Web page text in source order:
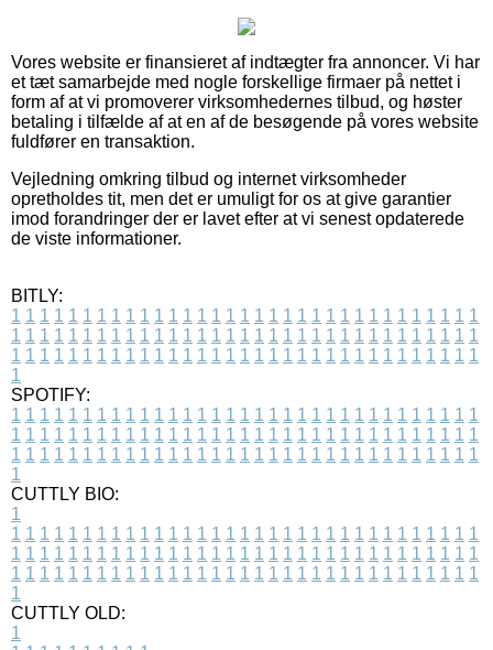
Vores website er finansieret af indtægter fra annoncer. Vi har
et tæt samarbejde med nogle forskellige firmaer på nettet i
form af at vi promoverer virksomhedernes tilbud, og høster
betaling i tilfælde af at en af de besøgende på vores website
fuldfører en transaktion.
Vejledning omkring tilbud og internet virksomheder
opretholdes tit, men det er umuligt for os at give garantier
imod forandringer der er lavet efter at vi senest opdaterede
de viste informationer.
BITLY:
1 1 1 1 1 1 1 1 1 1 1 1 1 1 1 1 1 1 1 1 1 1 1 1 1 1 1 1 1 1 1 1 1
1 1 1 1 1 1 1 1 1 1 1 1 1 1 1 1 1 1 1 1 1 1 1 1 1 1 1 1 1 1 1 1 1
1 1 1 1 1 1 1 1 1 1 1 1 1 1 1 1 1 1 1 1 1 1 1 1 1 1 1 1 1 1 1 1 1
1
SPOTIFY:
1 1 1 1 1 1 1 1 1 1 1 1 1 1 1 1 1 1 1 1 1 1 1 1 1 1 1 1 1 1 1 1 1
1 1 1 1 1 1 1 1 1 1 1 1 1 1 1 1 1 1 1 1 1 1 1 1 1 1 1 1 1 1 1 1 1
1 1 1 1 1 1 1 1 1 1 1 1 1 1 1 1 1 1 1 1 1 1 1 1 1 1 1 1 1 1 1 1 1
1
CUTTLY BIO:
1
1 1 1 1 1 1 1 1 1 1 1 1 1 1 1 1 1 1 1 1 1 1 1 1 1 1 1 1 1 1 1 1 1
1 1 1 1 1 1 1 1 1 1 1 1 1 1 1 1 1 1 1 1 1 1 1 1 1 1 1 1 1 1 1 1 1
1 1 1 1 1 1 1 1 1 1 1 1 1 1 1 1 1 1 1 1 1 1 1 1 1 1 1 1 1 1 1 1 1
1
CUTTLY OLD:
1